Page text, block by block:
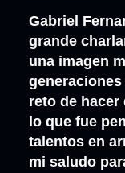
Gabriel
grande
una imagen
generaciones
reto de
lo que fue
talentos en
mi saludo